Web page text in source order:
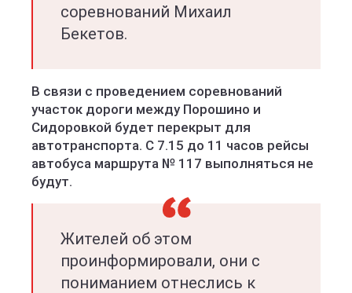
соревнований Михаил
Бекетов.
В связи с проведением соревнований
участок дороги между Порошино и
Сидоровкой будет перекрыт для
автотранспорта. С 7.15 до 11 часов рейсы
автобуса маршрута № 117 выполняться не
будут.
Жителей об этом
проинформировали, они с
пониманием отнеслись к